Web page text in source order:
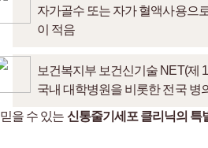
자가골수 또는 자가 혈액사용으
이 적음
보건복지부 보건신기술 NET(제
국내 대학병원을 비롯한 전국 병
믿을 수 있는 신통줄기세포 클리닉의 특